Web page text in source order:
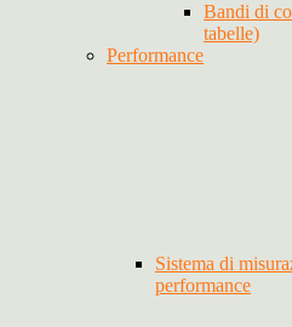
Bandi di
tabelle)
Performance
Sistema di
performance